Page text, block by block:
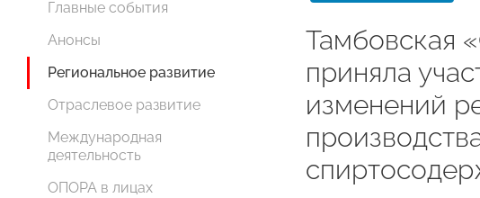
Главные события
Анонсы
Региональное развитие
Отраслевое развитие
Международная
деятельность
ОПОРА в лицах
приняла
изменений